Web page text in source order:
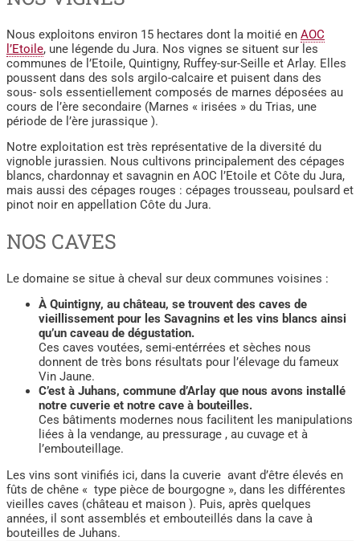
Nous exploitons environ 15 hectares dont la moitié en AOC
l’Etoile, une légende du Jura. Nos vignes se situent sur les
communes de l’Etoile, Quintigny, Ruffey-sur-Seille et Arlay. Elles
poussent dans des sols argilo-calcaire et puisent dans des
sous- sols essentiellement composés de marnes déposées au
cours de l’ère secondaire (Marnes « irisées » du Trias, une
période de l’ère jurassique ).
Notre exploitation est très représentative de la diversité du
vignoble jurassien. Nous cultivons principalement des cépages
blancs, chardonnay et savagnin en AOC l’Etoile et Côte du Jura,
mais aussi des cépages rouges : cépages trousseau, poulsard et
pinot noir en appellation Côte du Jura.
NOS CAVES
Le domaine se situe à cheval sur deux communes voisines :
À Quintigny, au château, se trouvent des caves de
vieillissement pour les Savagnins et les vins blancs ainsi
qu’un caveau de dégustation.
Ces caves voutées, semi-entérrées et sèches nous
donnent de très bons résultats pour l’élevage du fameux
Vin Jaune.
C’est à Juhans, commune d’Arlay que nous avons installé
notre cuverie et notre cave à bouteilles.
Ces bâtiments modernes nous facilitent les manipulations
liées à la vendange, au pressurage , au cuvage et à
l’embouteillage.
Les vins sont vinifiés ici, dans la cuverie avant d’être élevés en
fûts de chêne « type pièce de bourgogne », dans les différentes
vieilles caves (château et maison ). Puis, après quelques
années, il sont assemblés et embouteillés dans la cave à
bouteilles de Juhans.